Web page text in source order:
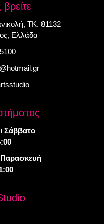
ΤΚ. 81132
Ελλάδα
Σάββατο